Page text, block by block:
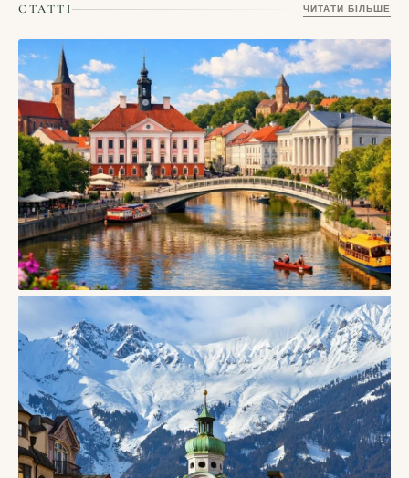
СТАТТІ ЧИТАТИ БІЛЬШЕ
СТАТТІ
Тарту, Естонія — університетське місто
дерев’яних кварталів і творчого спокою
06/08/2026